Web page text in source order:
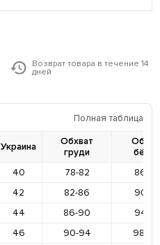
Возврат товара в течение 14
дней
Полная таблица
Украина
Обхват
груди
40 78-82
86-
42 82-86
90-
44 86-90
94-
46 90-94
98-